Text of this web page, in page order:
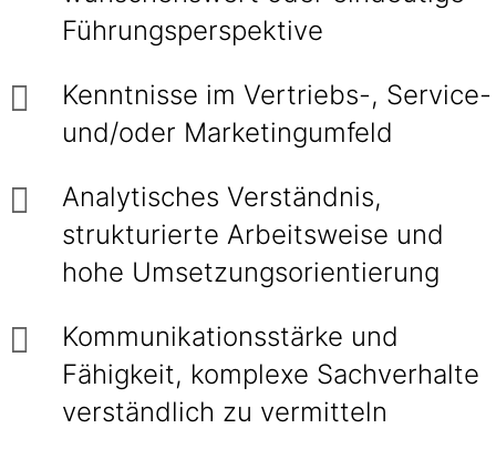
Führungsperspektive
Kenntnisse im Vertriebs-, Service-
und/oder Marketingumfeld
Analytisches Verständnis,
strukturierte Arbeitsweise und
hohe Umsetzungsorientierung
Kommunikationsstärke und
Fähigkeit, komplexe Sachverhalte
verständlich zu vermitteln